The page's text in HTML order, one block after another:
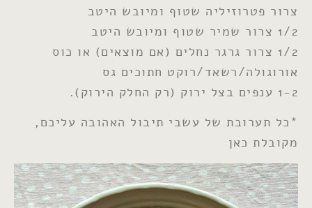
צרור פטרוזיליה שטוף ומיובש היטב
1/2 צרור שמיר שטוף ומיובש היטב
1/2 צרור גרגר נחלים (אם מוצאים) או כוס
אורוגולה/רשאד/רוקט חתוכים גס
1-2 ענפים בצל ירוק (רק החלק הירוק).
*כל תערובת של עשבי תיבול האהובה עליכם,
מקובלת כאן